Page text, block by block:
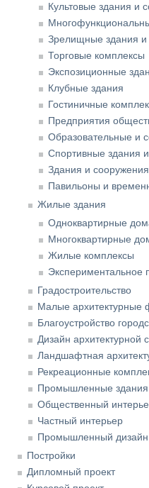
Культовые здания и
Зрелищные здания и
Торговые комплексы
Экспозиционные
Клубные здания
Гостиничные
Предприятия
Образовательные и
Спортивные здания
Здания и
Павильоны и
Жилые здания
Одноквартирные
Многоквартирные
Жилые комплексы
Экспериментальное
Градостроительство
Малые архитектурные
Благоустройство
Дизайн архитектурной
Ландшафтная
Рекреационные
Промышленные здания
Общественный
Частный интерьер
Промышленный дизайн
Постройки
Дипломный проект